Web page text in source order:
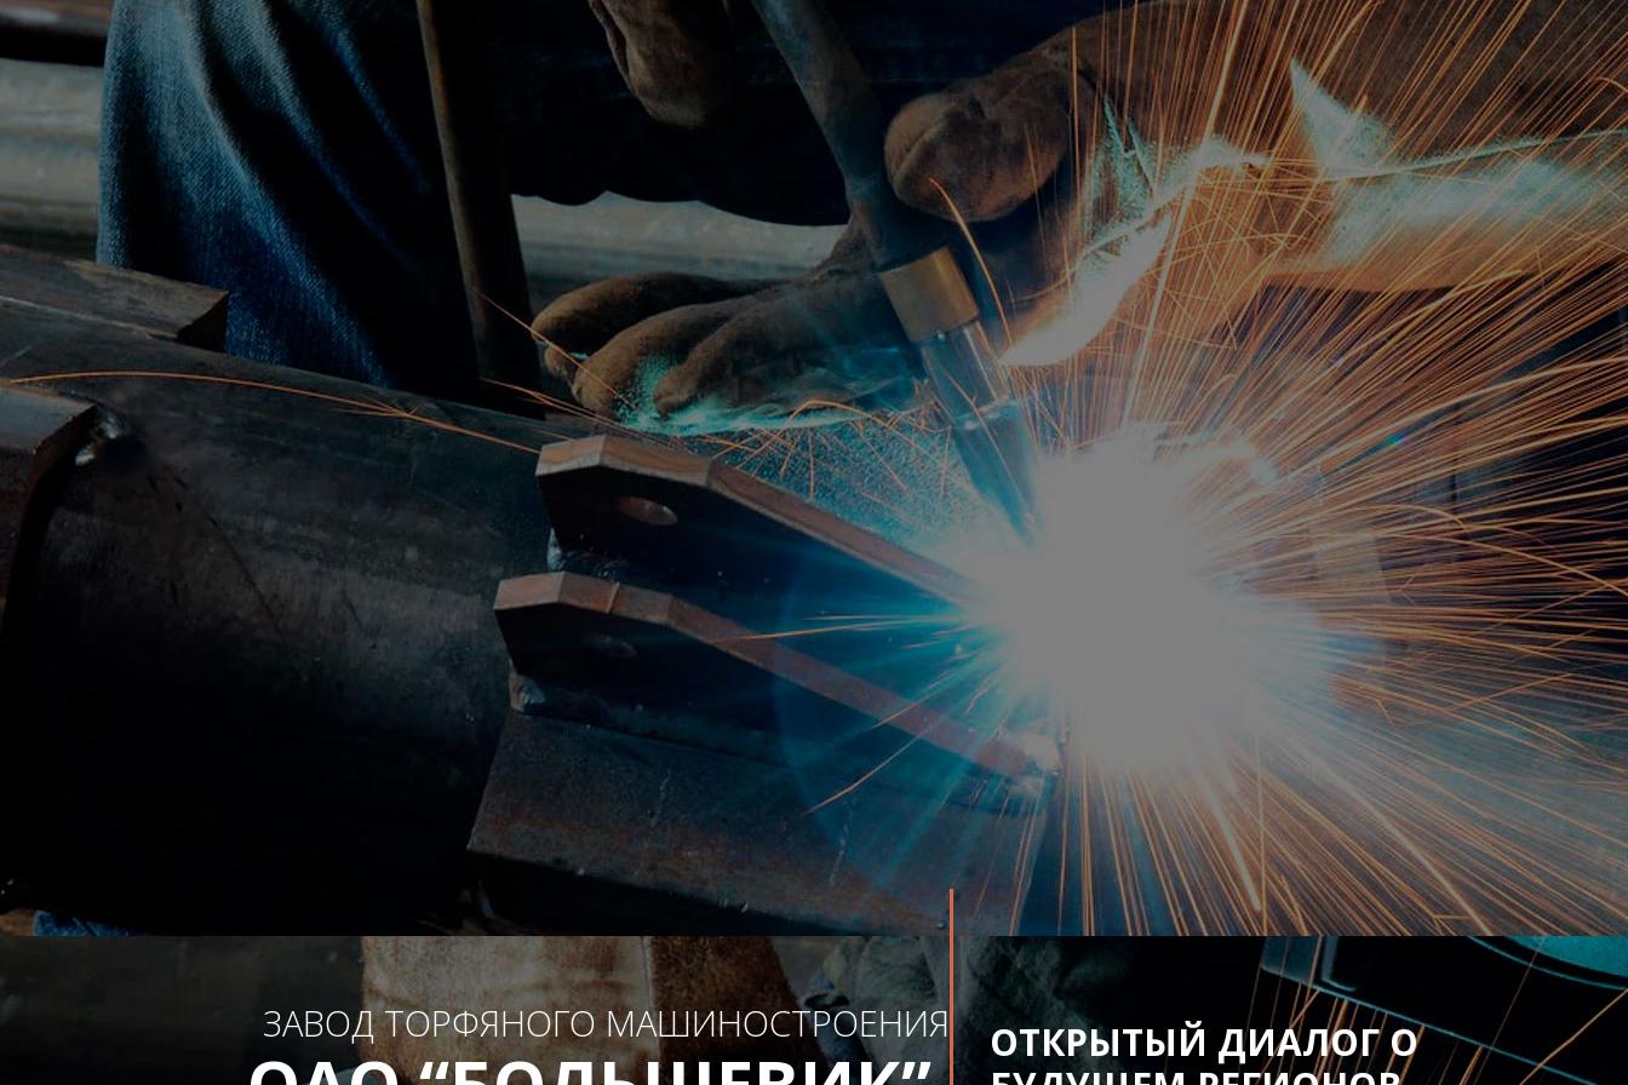
+375 232 92-74-75
(ПЛАНОВО-ЭКОНОМИЧЕСКОЕ БЮРО)
+375 232 92-74-79
(ОТДЕЛ КАДРОВ)
ЗАВОД ТОРФЯНОГО МАШИНОСТРОЕНИЯ
ОТКРЫТЫЙ ДИАЛОГ О